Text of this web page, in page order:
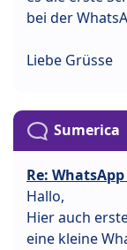
bei der
Liebe Grüsse
Sumerica
Re:
Hallo,
Hier auch
eine kleine